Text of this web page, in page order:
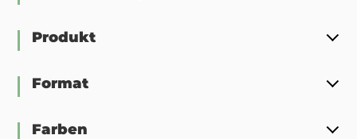
Produkt
Format
Farben